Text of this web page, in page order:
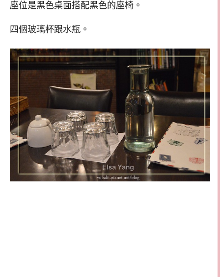
座位是黑色桌面搭配黑色的座椅。
四個玻璃杯跟水瓶。